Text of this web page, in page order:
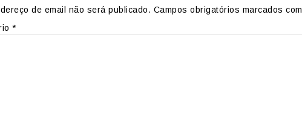
de email não será publicado. Campos obrigatórios marcados com
*